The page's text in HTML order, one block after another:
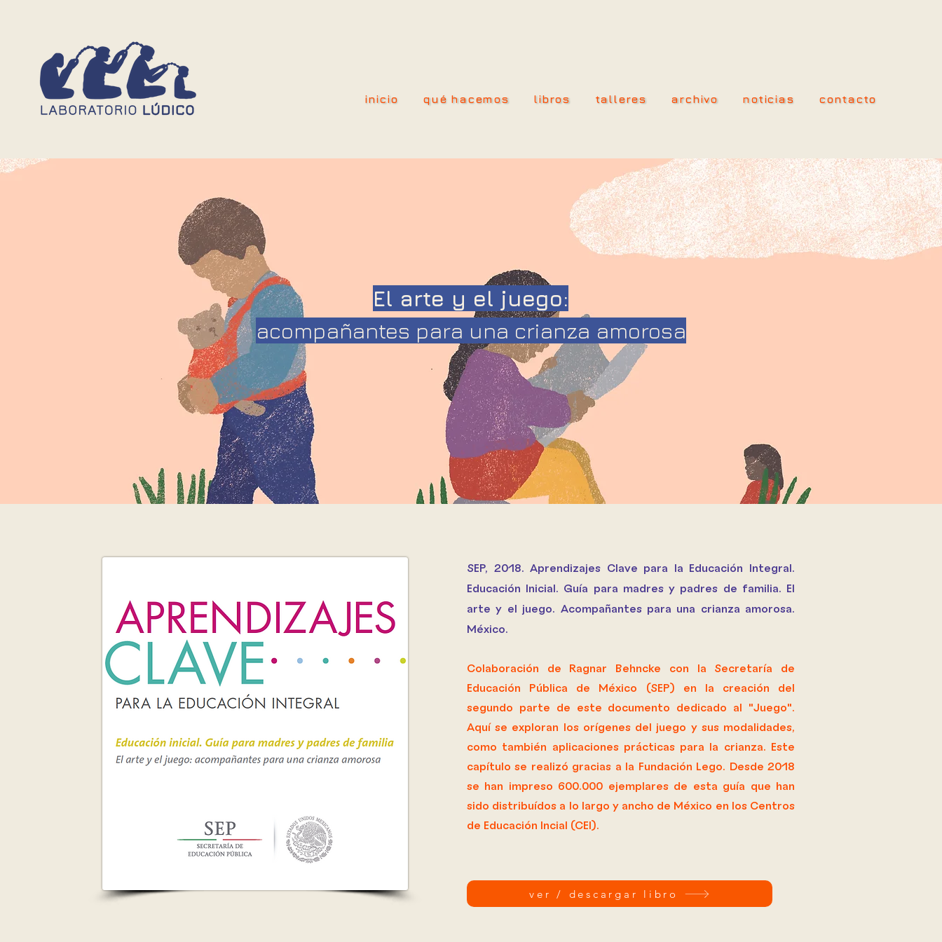
inicio qué hacemos libros talleres archivo noticias contacto
El arte y el juego:
acompañantes para una crianza amorosa
SEP, 2018. Aprendizajes Clave para la Educación Integral.
Educación Inicial. Guía para madres y padres de familia. El
arte y el juego. Acompañantes para una crianza amorosa.
México.
Colaboración de Ragnar Behncke con la Secretaría de
Educación Pública de México (SEP) en la creación del
segundo parte de este documento dedicado al "Juego".
Aquí se exploran los orígenes del juego y sus modalidades,
como también aplicaciones prácticas para la crianza. Este
capítulo se realizó gracias a la Fundación Lego. Desde 2018
se han impreso 600.000 ejemplares de esta guía que han
sido distribuídos a lo largo y ancho de México en los Centros
de Educación Incial (CEI).
ver / descargar libro